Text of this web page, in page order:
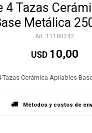
4 Tazas
Metálica
11180242
USD 10,00
Tazas Cerámica Apilables
Métodos y costos de